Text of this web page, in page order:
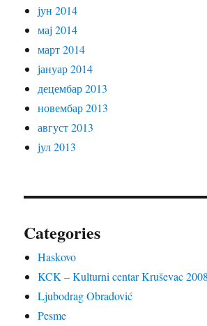
јун 2014
мај 2014
март 2014
јануар 2014
децембар 2013
новембар 2013
август 2013
јул 2013
Categories
Haskovo
KCK – Kulturni centar Kruševac
Ljubodrag Obradović
Pesme